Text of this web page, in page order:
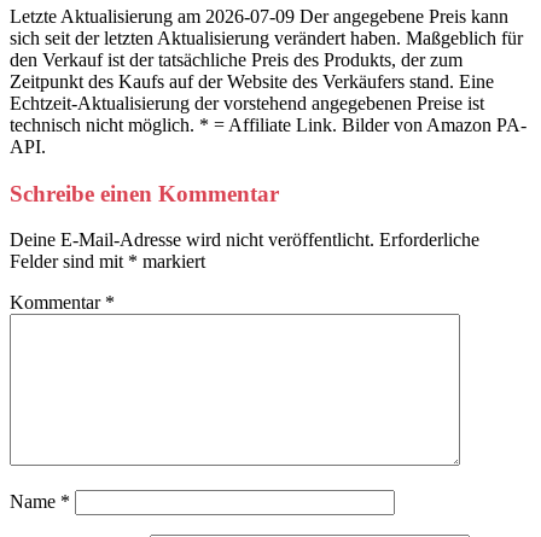
Letzte Aktualisierung am 2026-07-09 Der angegebene Preis kann
sich seit der letzten Aktualisierung verändert haben. Maßgeblich für
den Verkauf ist der tatsächliche Preis des Produkts, der zum
Zeitpunkt des Kaufs auf der Website des Verkäufers stand. Eine
Echtzeit-Aktualisierung der vorstehend angegebenen Preise ist
technisch nicht möglich. * = Affiliate Link. Bilder von Amazon PA-
API.
Schreibe einen Kommentar
Deine E-Mail-Adresse wird nicht veröffentlicht. Erforderliche
Felder sind mit * markiert
Kommentar *
Name *